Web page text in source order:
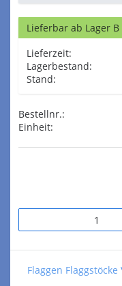
Lieferbar ab Lager B
Lieferzeit:
Lagerbestand:
Stand:
Bestellnr.:
Einheit:
Flaggen